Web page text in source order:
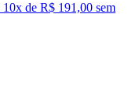
10x de R$ 191,00 sem